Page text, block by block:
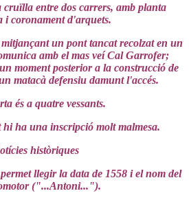
cruïlla entre dos carrers, amb planta
i coronament d'arquets.
un pont tancat recolzat en un
amb el mas veí Cal Garrofer;
moment posterior a la construcció de
matacà defensiu damunt l'accés.
és a quatre vessants.
ha una inscripció molt malmesa.
històriques
llegir la data de 1558 i el nom del
("...Antoni...").